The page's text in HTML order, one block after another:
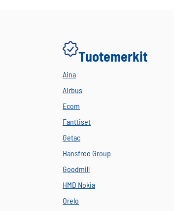
Tuotemerkit
Aina
Airbus
Ecom
Fanttiset
Getac
Hansfree Group
Goodmill
HMD Nokia
Orelo